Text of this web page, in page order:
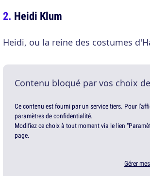
Heidi Klum
Heidi, ou la reine des costumes
Contenu bloqué par vos choix
Ce contenu est fourni par un service tiers. Pour
paramètres de confidentialité.
Modifiez ce choix à tout moment via le lien
page.
Gérer